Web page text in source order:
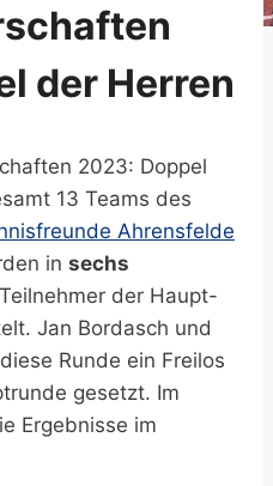
der Herren
2023: Doppel
13 Teams des
Ahrensfelde
in sechs
der Haupt-
Jan Bordasch und
Runde ein Freilos
gesetzt. Im
Ergebnisse im